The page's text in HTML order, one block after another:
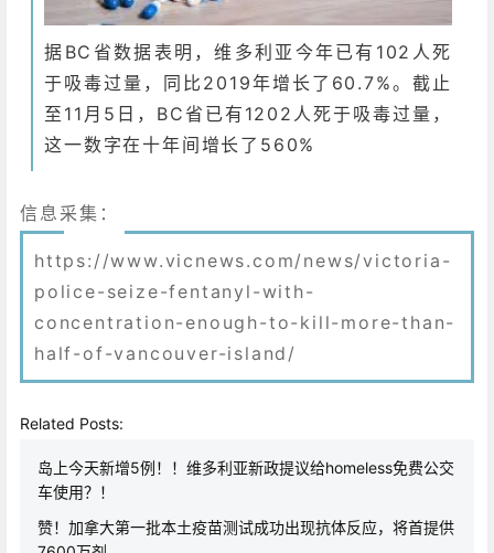
据BC省数据表明，维多利亚今年已有102人死
于吸毒过量，同比2019年增长了60.7%。 截止
至11月5日，BC省已有1202人死于吸毒过量，
这一数字在十年间增长了560%
信息采集：
https://www.vicnews.com/news/victoria-
police-seize-fentanyl-with-
concentration-enough-to-kill-more-than-
half-of-vancouver-island/
Related Posts:
岛上今天新增5例！！维多利亚新政提议给homeless免费公交
车使用？！
赞！加拿大第一批本土疫苗测试成功出现抗体反应，将首提供